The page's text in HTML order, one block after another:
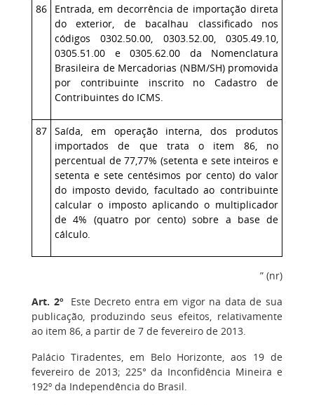
86
Entrada, em decorrência de importação direta
do exterior, de bacalhau classificado nos
códigos 0302.50.00, 0303.52.00, 0305.49.10,
0305.51.00 e 0305.62.00 da Nomenclatura
Brasileira de Mercadorias (NBM/SH) promovida
por contribuinte inscrito no Cadastro de
Contribuintes do ICMS.
87 Saída, em operação interna, dos produtos
importados de que trata o item 86, no
percentual de 77,77% (setenta e sete inteiros e
setenta e sete centésimos por cento) do valor
do imposto devido, facultado ao contribuinte
calcular o imposto aplicando o multiplicador
de 4% (quatro por cento) sobre a base de
cálculo.
” (nr)
Art. 2ºEste Decreto entra em vigor na data de sua
publicação, produzindo seus efeitos, relativamente
ao item 86, a partir de 7 de fevereiro de 2013.
Palácio Tiradentes, em Belo Horizonte, aos 19 de
fevereiro de 2013; 225° da Inconfidência Mineira e
192º da Independência do Brasil.